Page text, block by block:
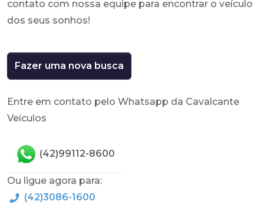
contato com nossa equipe para encontrar o veículo
dos seus sonhos!
Fazer uma nova busca
Entre em contato pelo Whatsapp da Cavalcante
Veículos
(42)99112-8600
Ou ligue agora para:
(42)3086-1600